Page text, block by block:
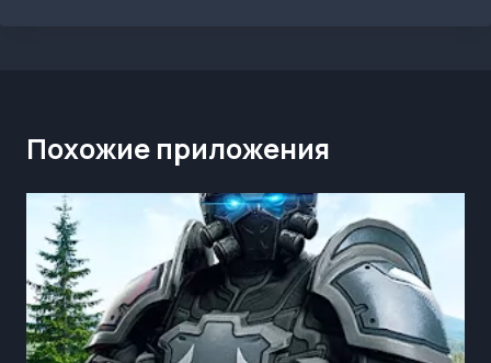
Похожие приложения